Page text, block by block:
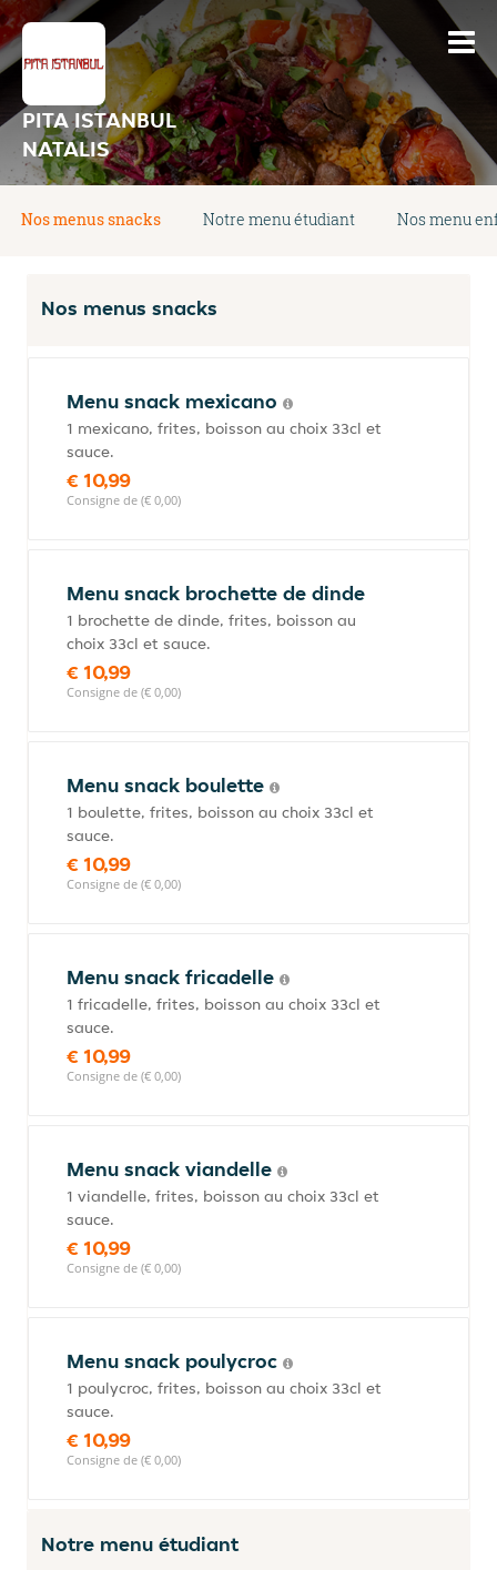
PITA ISTANBUL
NATALIS
Nos menus snacks Notre menu étudiant Nos menu
Nos menus snacks
Menu snack mexicano
1 mexicano, frites, boisson au choix 33cl et
sauce.
€ 10,99
Consigne de (€ 0,00)
Menu snack brochette de dinde
1 brochette de dinde, frites, boisson au
choix 33cl et sauce.
€ 10,99
Consigne de (€ 0,00)
Menu snack boulette
1 boulette, frites, boisson au choix 33cl et
sauce.
€ 10,99
Consigne de (€ 0,00)
Menu snack fricadelle
1 fricadelle, frites, boisson au choix 33cl et
sauce.
€ 10,99
Consigne de (€ 0,00)
Menu snack viandelle
1 viandelle, frites, boisson au choix 33cl et
sauce.
€ 10,99
Consigne de (€ 0,00)
Menu snack poulycroc
1 poulycroc, frites, boisson au choix 33cl et
sauce.
€ 10,99
Consigne de (€ 0,00)
Notre menu étudiant